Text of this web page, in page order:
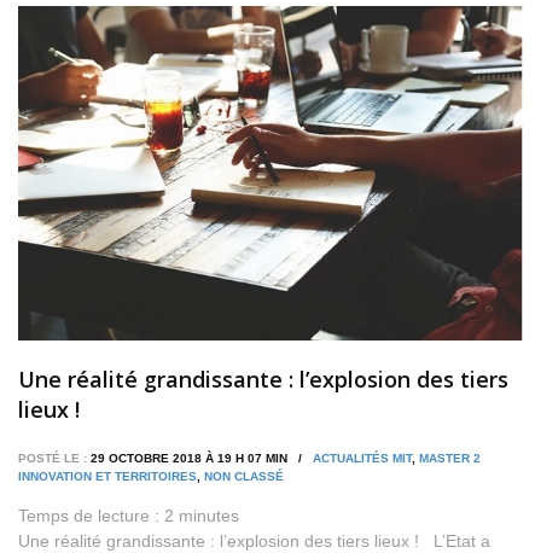
Une réalité grandissante : l’explosion des tiers
lieux !
POSTÉ LE : 29 OCTOBRE 2018 À 19 H 07 MIN / ACTUALITÉS MIT, MASTER 2
INNOVATION ET TERRITOIRES, NON CLASSÉ
Temps de lecture : 2 minutes
Une réalité grandissante : l’explosion des tiers lieux ! L’Etat a